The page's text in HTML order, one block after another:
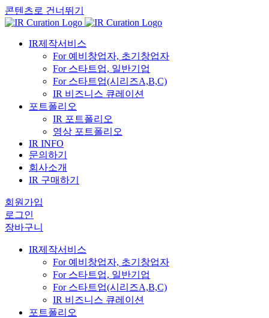
콘텐츠로 건너뛰기
IR제작서비스
For 예비창업자, 초기창업자
For 스타트업, 일반기업
For 스타트업(시리즈A,B,C)
IR 비즈니스 큐레이션
포트폴리오
IR 포트폴리오
영상 포트폴리오
IR INFO
문의하기
회사소개
IR 구매하기
회원가입
로그인
장바구니
IR제작서비스
For 예비창업자, 초기창업자
For 스타트업, 일반기업
For 스타트업(시리즈A,B,C)
IR 비즈니스 큐레이션
포트폴리오